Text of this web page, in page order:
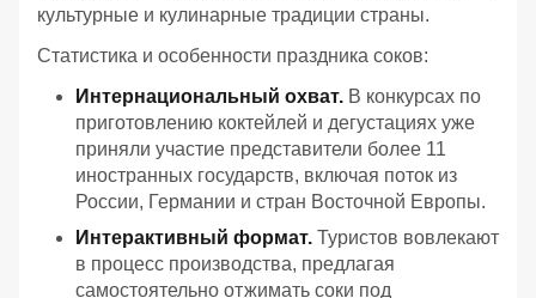
культурные и кулинарные традиции страны.
Статистика и особенности праздника соков:
Интернациональный охват. В конкурсах по
приготовлению коктейлей и дегустациях уже
приняли участие представители более 11
иностранных государств, включая поток из
России, Германии и стран Восточной Европы.
Интерактивный формат. Туристов вовлекают
в процесс производства, предлагая
самостоятельно отжимать соки под